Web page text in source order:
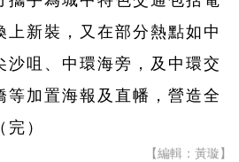
上新裝，又在部分熱點如中
沙咀、中環海旁，及中環交
等加置海報及直幡，營造全
）
【編輯：黃璇】